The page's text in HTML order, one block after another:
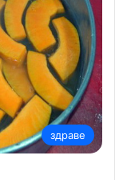
здраве